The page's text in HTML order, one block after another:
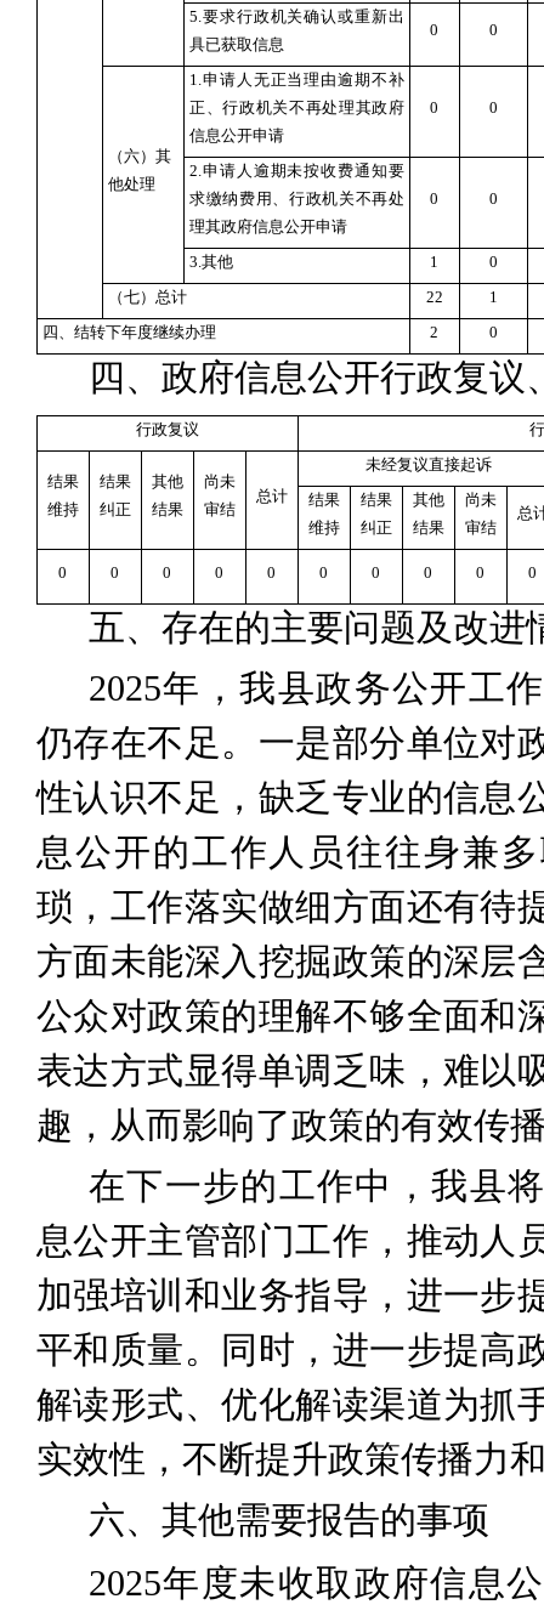
5.要求行政机关确认或重新出
具已获取信息
0 0
（六）其
他处理
1.申请人无正当理由逾期不补
正、行政机关不再处理其政府
信息公开申请
0 0
2.申请人逾期未按收费通知要
求缴纳费用、行政机关不再处
理其政府信息公开申请
0 0
3.其他 1
0
（七）总计
22
1
四、结转下年度继续办理
2 0
四、政府信息公开行政复议
行政复议
结果
维持
结果
纠正
其他
结果
尚未
审结
总计
未经复议直接起诉
结果
维持
结果
纠正
其他
结果
尚未
审结
总
0 0 0 0 0 0 0 0 0 0
五、存在的主要问题及改进
2025年 ，我县政务公开工
仍存在不足。 一是部分单位对
性认识不足，缺乏专业的信息
息公开的工作人员往往身兼
琐，工作落实做细方面还有待
方面未能深入挖掘政策的深层
公众对政策的理解不够全面和
表达方式显得单调乏味，难以
趣，从而影响了政策的有效传
在下一步的工作中，我县
息公开主管部门工作，推动人
加强培训和业务指导，进一步
平和质量。同时，进一步提高
解读形式、优化解读渠道为抓
实效性，不断提升政策传播力
六、其他需要报告的事项
2025年度未收取政府信息